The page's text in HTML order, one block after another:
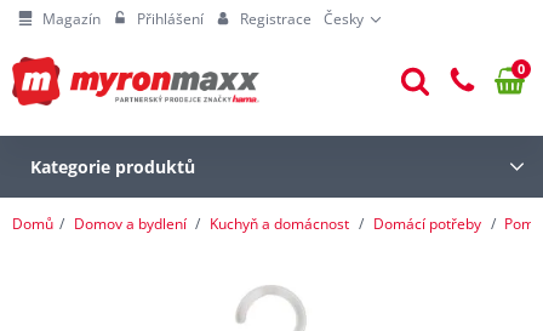
Magazín Přihlášení Registrace Česky
0
Kategorie produktů
Domů Domov a bydlení Kuchyň a domácnost Domácí potřeby